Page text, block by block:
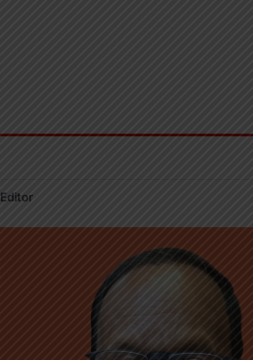
Editor